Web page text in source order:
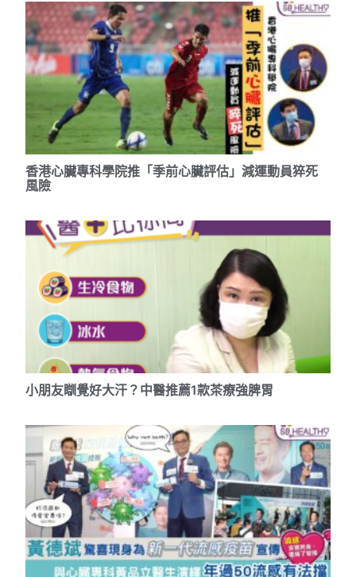
香港心臟專科學院推「季前心臟評估」減運動員猝死
風險
小朋友瞓覺好大汗？中醫推薦1款茶療強脾胃